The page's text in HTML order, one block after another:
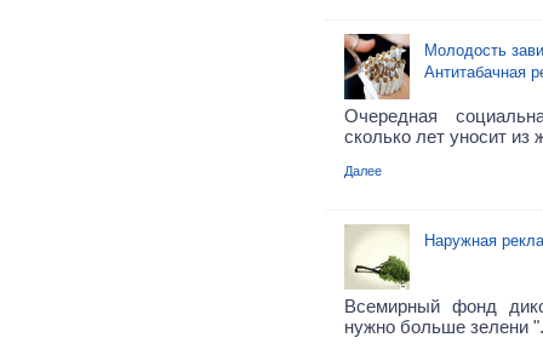
Молодость
Антитабачная
Очередная
сколько лет уносит из
Далее
Наружная
Всемирный фонд
нужно больше зелени ".